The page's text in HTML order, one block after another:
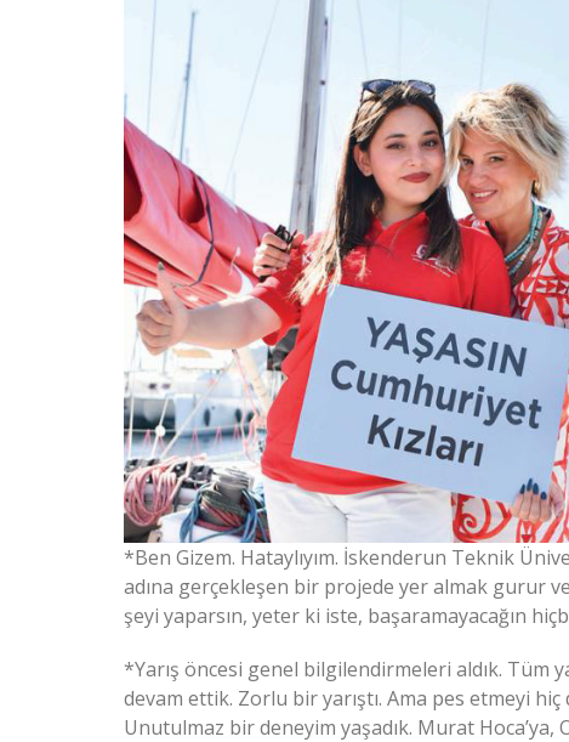
*Ben Gizem. Hataylıyım. İskenderun Teknik
adına gerçekleşen bir projede yer almak gurur
şeyi yaparsın, yeter ki iste, başaramayacağın
*Yarış öncesi genel bilgilendirmeleri aldık. Tüm
devam ettik. Zorlu bir yarıştı. Ama pes etmeyi
Unutulmaz bir deneyim yaşadık. Murat Hoca’ya,